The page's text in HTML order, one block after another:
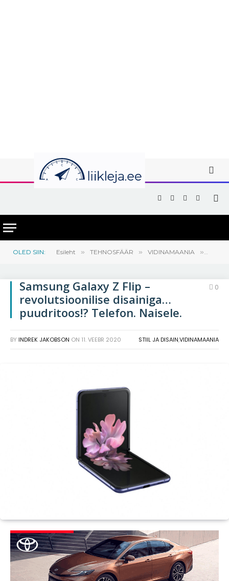
Facebook
X
(Twitter)
Instagram
YouTube
OLED SIIN: Esileht » TEHNOSFÄÄR » VIDINAMAANIA »
Samsung Galaxy Z Flip –
revolutsioonilise disainiga…
puudritoos!? Telefon. Naisele.
0
BY INDREK JAKOBSON ON 11. VEEBR 2020 STIIL JA DISAIN,VIDINAMAANIA